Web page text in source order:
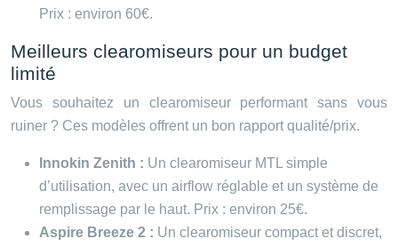
Prix : environ 60€.
Meilleurs clearomiseurs pour un budget
limité
Vous souhaitez un clearomiseur performant sans vous
ruiner ? Ces modèles offrent un bon rapport qualité/prix.
Innokin Zenith : Un clearomiseur MTL simple
d’utilisation, avec un airflow réglable et un système de
remplissage par le haut. Prix : environ 25€.
Aspire Breeze 2 : Un clearomiseur compact et discret,